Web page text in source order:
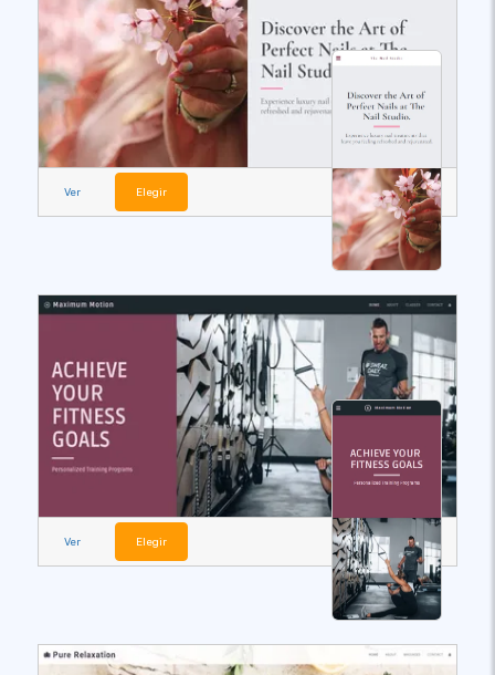
Ver Elegir
Ver Elegir